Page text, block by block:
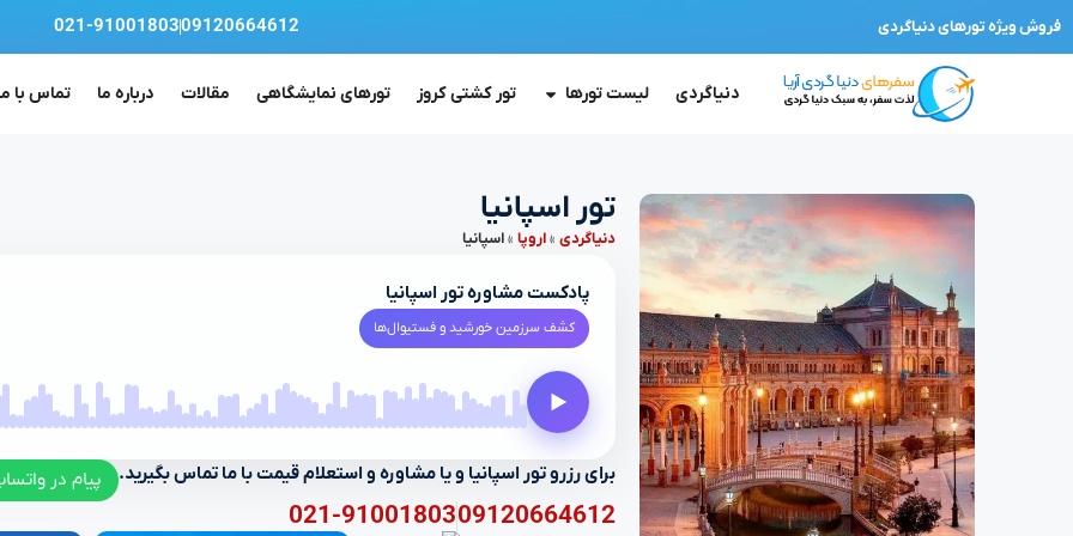
فروش ویژه تورهای دنیاگردی 09120664612
021-91001803
دنیاگردی لیست تورها تور کشتی کروز تورهای نمایشگاهی مقالات درباره ما تماس با
تور اسپانیا
دنیا‌گردی »اروپا »اسپانیا
پادکست مشاوره تور اسپانیا
کشف سرزمین خورشید و فستیوال‌ها
برای رزرو تور اسپانیا و یا مشاوره و استعلام قیمت با ما تماس بگیرید. پیام در
09120664612
021-91001803